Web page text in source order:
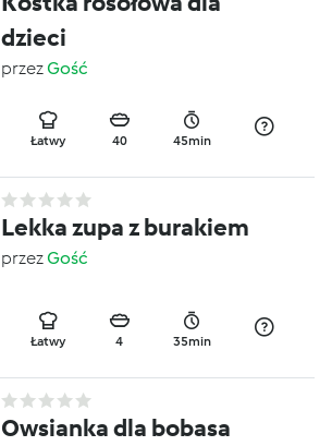
dzieci
przezGość
Łatwy 40 45min
Lekka zupa z burakiem
przezGość
Łatwy 4 35min
Owsianka dla bobasa